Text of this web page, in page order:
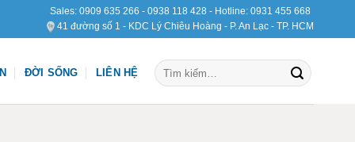
Sales: 0909 635 266 - 0938 118 428 - Hotline: 0931 455 668
41 đường số 1 - KDC Lý Chiêu Hoàng - P. An Lạc - TP. HCM
ĐỜI SỐNG LIÊN HỆ
Tìm
kiếm: